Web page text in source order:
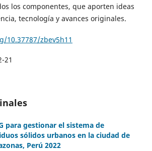
los componentes, que aporten ideas
tecnología y avances originales.
10.37787/zbev5h11
21
para gestionar el sistema de
sólidos urbanos en la ciudad de
Perú 2022